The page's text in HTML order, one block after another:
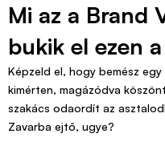
Mi az a Brand
bukik el ezen
Képzeld el, hogy bemész
kimérten, magázódva
szakács odaordít az
Zavarba ejtő, ugye?